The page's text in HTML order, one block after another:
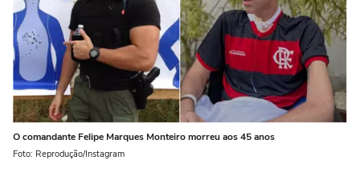
O comandante Felipe Marques Monteiro morreu aos 45 anos
Foto: Reprodução/Instagram